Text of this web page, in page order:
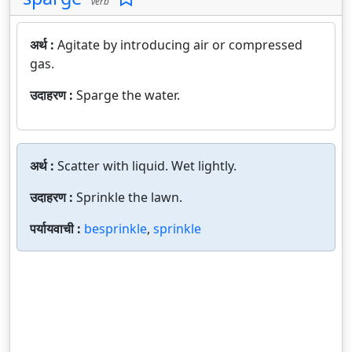
अर्थ : Agitate by introducing air or compressed
gas.
उदाहरण : Sparge the water.
अर्थ : Scatter with liquid. Wet lightly.
उदाहरण : Sprinkle the lawn.
पर्यायवाची : besprinkle, sprinkle